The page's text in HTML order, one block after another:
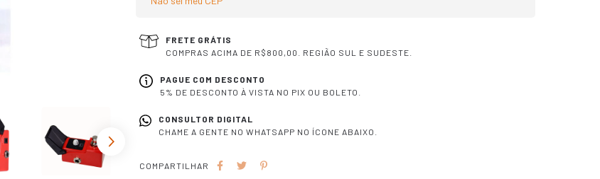
FRETE GRÁTIS
COMPRAS ACIMA DE R$800,00. REGIÃO SUL E SUDESTE.
PAGUE COM DESCONTO
5% DE DESCONTO À VISTA NO PIX OU BOLETO.
CONSULTOR DIGITAL
CHAME A GENTE NO WHATSAPP NO ÍCONE ABAIXO.
COMPARTILHAR